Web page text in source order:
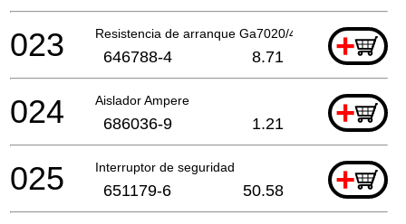
Resistencia de arranque Ga7020/40S A +
023 646788-4 8.71
Aislador Ampere +
024 686036-9 1.21
Interruptor de seguridad +
025 651179-6 50.58